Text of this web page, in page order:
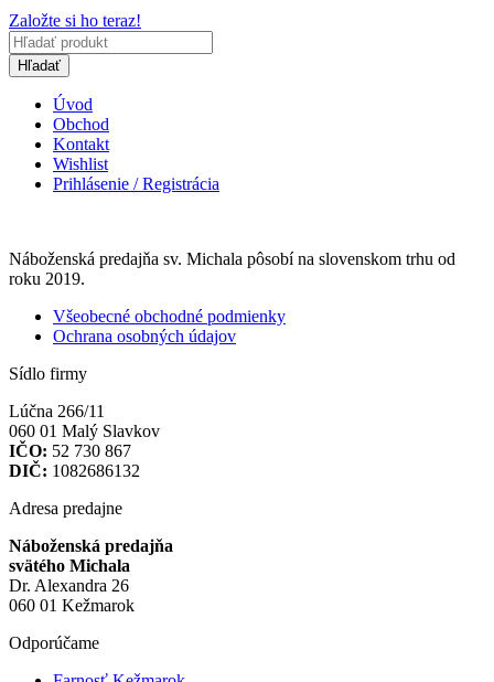
Založte si ho teraz!
Hľadať
Úvod
Obchod
Kontakt
Wishlist
Prihlásenie / Registrácia
Náboženská predajňa sv. Michala pôsobí na slovenskom trhu od
roku 2019.
Všeobecné obchodné podmienky
Ochrana osobných údajov
Sídlo firmy
Lúčna 266/11
060 01 Malý Slavkov
IČO: 52 730 867
DIČ: 1082686132
Adresa predajne
Náboženská predajňa
svätého Michala
Dr. Alexandra 26
060 01 Kežmarok
Odporúčame